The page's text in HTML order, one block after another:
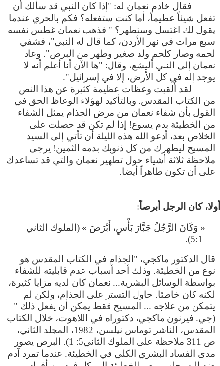
فقال خادم نعمان له: "إذا كان النبي قد سألك أن
تفعل شيئاً عظيماً، أما كنت ستفعله؟ فكم بالحري عندما
يقول لك اغتسل وستطهر؟ " فذهب نعمان غطس نفسه
سبع مرات في نهر الأردن، كما قال له النبي"، فشفي
لحمه وصار كلحم ولد صغير وطهر من البرص". وعاد
نعمان إلى النبي أليشع، وقال: "ها الآن أنا أعلم أنه لا
يوجد إله في كل الأرض، إلا في إسرائيل".
لقد أُلقيت وعظات عظيمة كثيرة عن هذا النص
من الكتاب المقدس. وبالتأكيد لهؤلاء الوعاظ الحق في
القول بأن شفاء نعمان من مرض الجذام يمثل الشفاء
من الخطيئة بدم يسوع! إذا لم تكن قد حصلت على
الخلاص بعد، أدعو الله هذه الليلة أن تأتي إلى السيد
المسيح ليطهرك من كل ذنوبك بدمه الثمين! يرجى
ملاحظة ثلاثة أشياء حول تطهير نعمان والتي قد تساعدك
على أن تكون طاهراً أيضا.
« وَكَانَ الرَّجُلُ جَبَّارَ بَأْسٍ، أَبْرَصَ » (الملوك الثاني
5:1).
قال الدكتور ماكجي، "الجذام في الكتاب المقدس هو
نوع من الخطيئة. وذلك أحد أسباب عدم قابليته للشفاء
بواسطة الوسائل البشرية... نعمان كان لديه مزايا كثيرة،
لكنه كان خاطئا. حاول التستر على الجذام، ولكن لم
يتمكن من علاجه ... المسيح فقط يمكن أن يفعل ذلك "
(جي. فيرنون ماكجي، دكتوراه في اللاهوت، خلال الكتاب
المقدس، الناشر توماس نيلسن، 1982، المجلد الثاني،
ص 311 ملاحظة على الملوك الثاني5: 1). البرص يصور
مدى الفساد البشري الكلي في الخطيئة. عندما تمرد آدم